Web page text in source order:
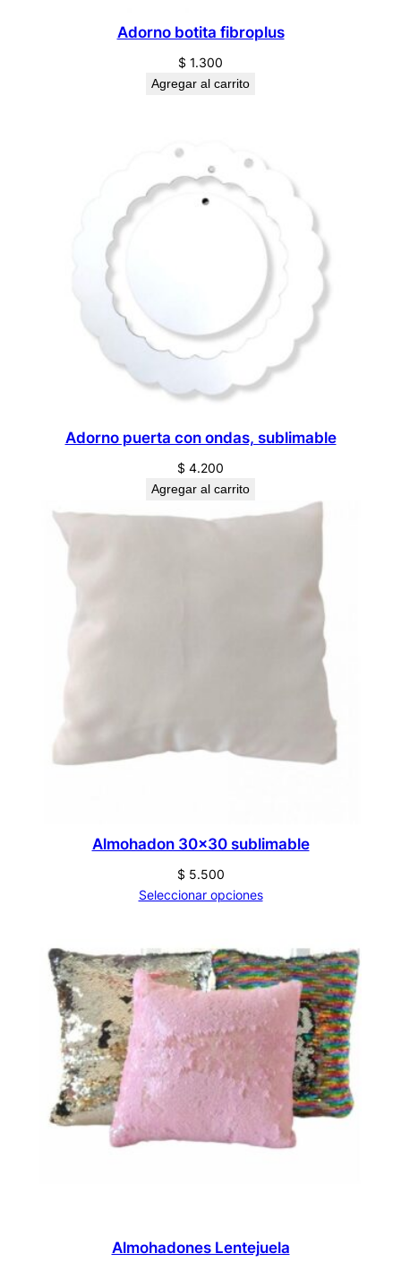
Adorno botita fibroplus
$ 1.300
Agregar al carrito
Adorno puerta con ondas, sublimable
$ 4.200
Agregar al carrito
Almohadon 30×30 sublimable
$5.500
Seleccionar opciones
Almohadones Lentejuela